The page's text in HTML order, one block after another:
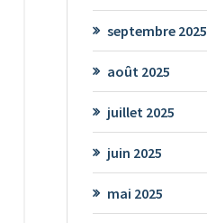
septembre 2025
août 2025
juillet 2025
juin 2025
mai 2025